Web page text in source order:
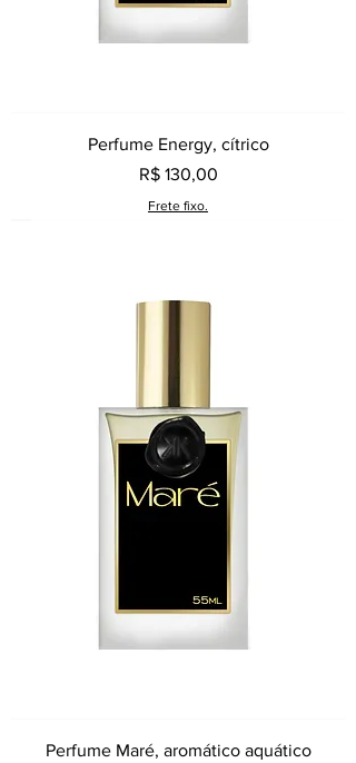
Perfume Energy, cítrico
Preço
R$ 130,00
Frete fixo.
Perfume Maré, aromático aquático